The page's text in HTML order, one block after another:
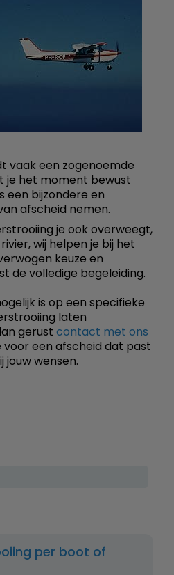
vaak een zogenoemde
je het moment bewust
een bijzondere en
afscheid nemen.
je ook overweegt,
wij helpen je bij het
keuze en
de volledige begeleiding.
is op een specifieke
laten
gerust contact met ons
voor een afscheid dat past
jouw wensen.
per boot of